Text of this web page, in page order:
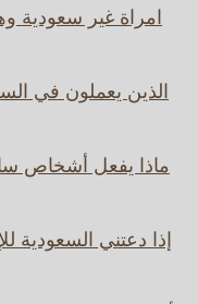
امراة غير سعودية
الذين يعملون في
ماذا يفعل أشخاص
إذا دعتني السعودية